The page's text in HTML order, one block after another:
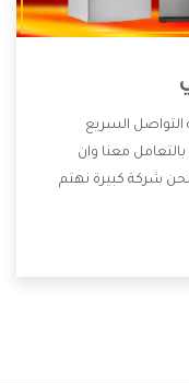
السريع
معنا وان
شركة كبيرة نهتم
تكون من أهم